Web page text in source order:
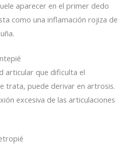
aparecer en el primer dedo
como una inflamación rojiza de
articular que dificulta el
trata, puede derivar en artrosis.
excesiva de las articulaciones